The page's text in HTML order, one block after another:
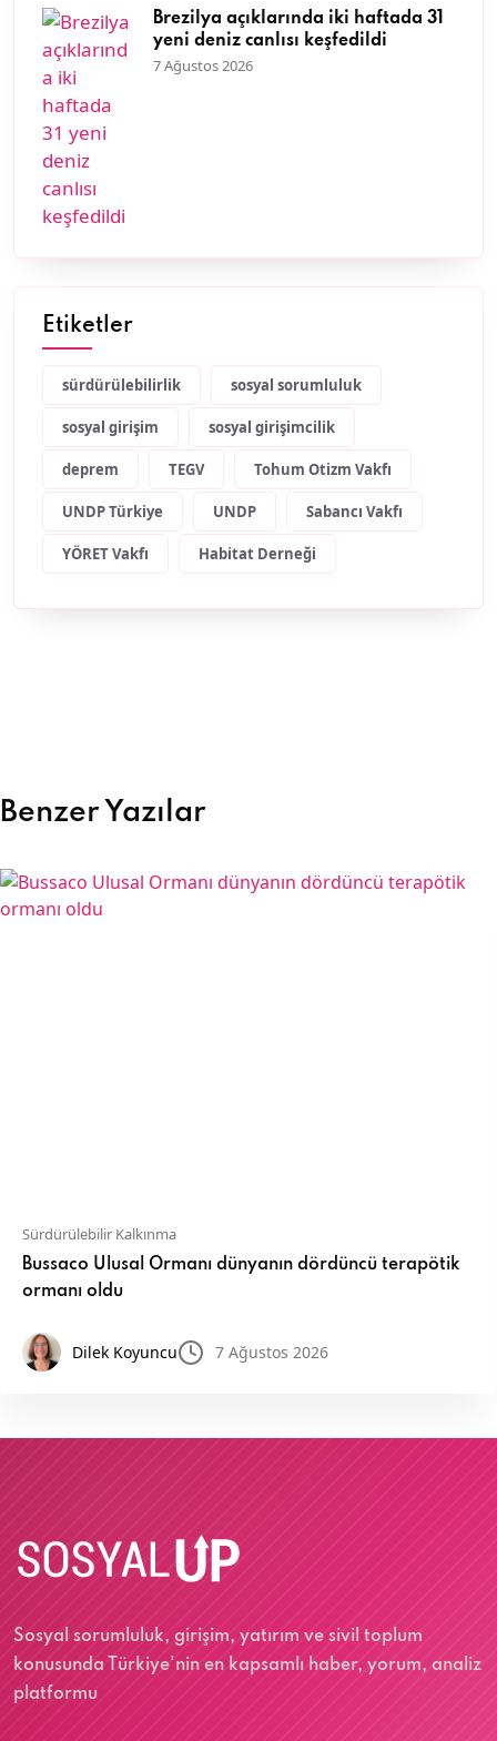
Brezilya açıklarında iki haftada 31
yeni deniz canlısı keşfedildi
7 Ağustos 2026
Etiketler
sürdürülebilirlik sosyal sorumluluk
sosyal girişim sosyal girişimcilik
deprem TEGV Tohum Otizm Vakfı
UNDP Türkiye UNDP Sabancı Vakfı
YÖRET Vakfı Habitat Derneği
Benzer Yazılar
Sürdürülebilir Kalkınma
Bussaco Ulusal Ormanı dünyanın dördüncü terapötik
ormanı oldu
Dilek Koyuncu 7 Ağustos 2026
Sosyal sorumluluk, girişim, yatırım ve sivil toplum
konusunda Türkiye'nin en kapsamlı haber, yorum, analiz
platformu